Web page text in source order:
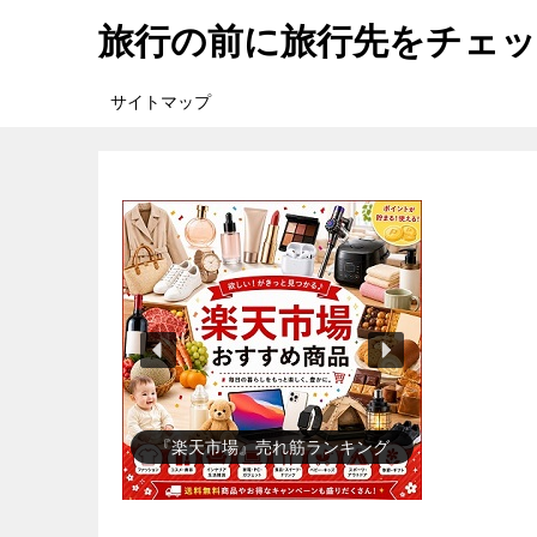
旅行の前に旅行先をチェ
サイトマップ
『楽天市場』売れ筋ランキング